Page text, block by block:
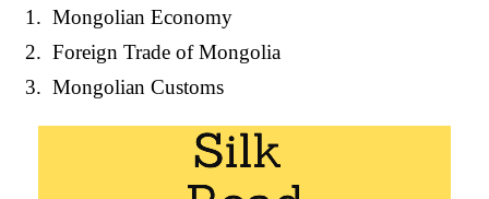
бизнесийн Мэргэжлийн Магистрын хөтөлбөр
Masters: Foreign Trade,International Transport
Doctorate: World Trade
Mongolian Economy
Foreign Trade of Mongolia
Mongolian Customs